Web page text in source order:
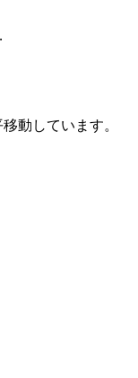
動しています。